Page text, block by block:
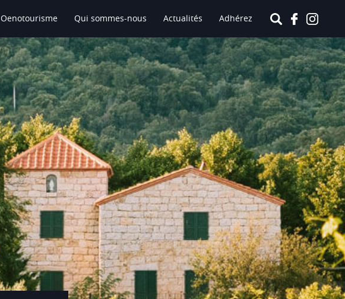
Oenotourisme Qui sommes-nous Actualités Adhérez
Le Vin
CHATEAU BERTINERIE